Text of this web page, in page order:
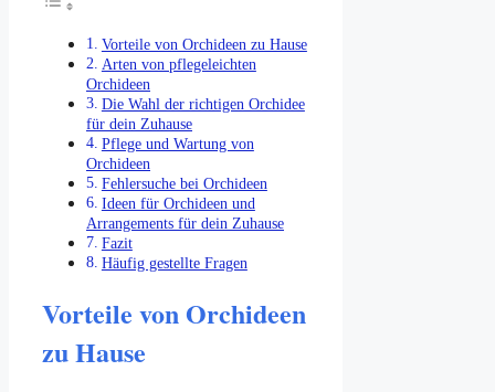
Vorteile von Orchideen zu Hause
Arten von pflegeleichten
Orchideen
Die Wahl der richtigen Orchidee
für dein Zuhause
Pflege und Wartung von
Orchideen
Fehlersuche bei Orchideen
Ideen für Orchideen und
Arrangements für dein Zuhause
Fazit
Häufig gestellte Fragen
Vorteile von Orchideen
zu Hause